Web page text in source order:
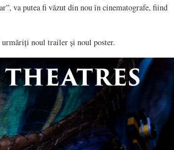
va putea fi văzut din nou în cinematografe, fiind
noul trailer și noul poster.